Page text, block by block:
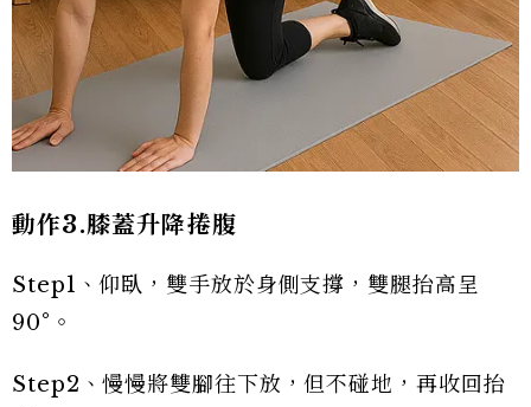
動作3.膝蓋升降捲腹
Step1、仰臥，雙手放於身側支撐，雙腿抬高呈
90°。
Step2、慢慢將雙腳往下放，但不碰地，再收回抬